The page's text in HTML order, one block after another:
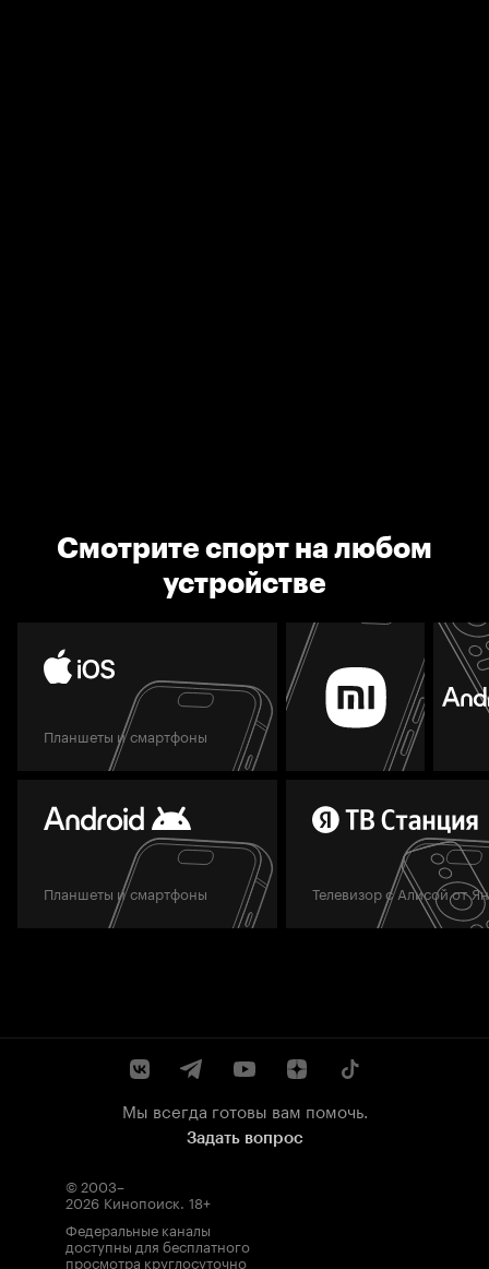
Смотрите спорт на любом
устройстве
Планшеты и смартфоны
Планшеты и смартфоны Телевизор с Алисой от
Мы всегда готовы вам помочь.
Задать вопрос
© 2003–
2026 Кинопоиск. 18+
Федеральные каналы
доступны для бесплатного
просмотра круглосуточно